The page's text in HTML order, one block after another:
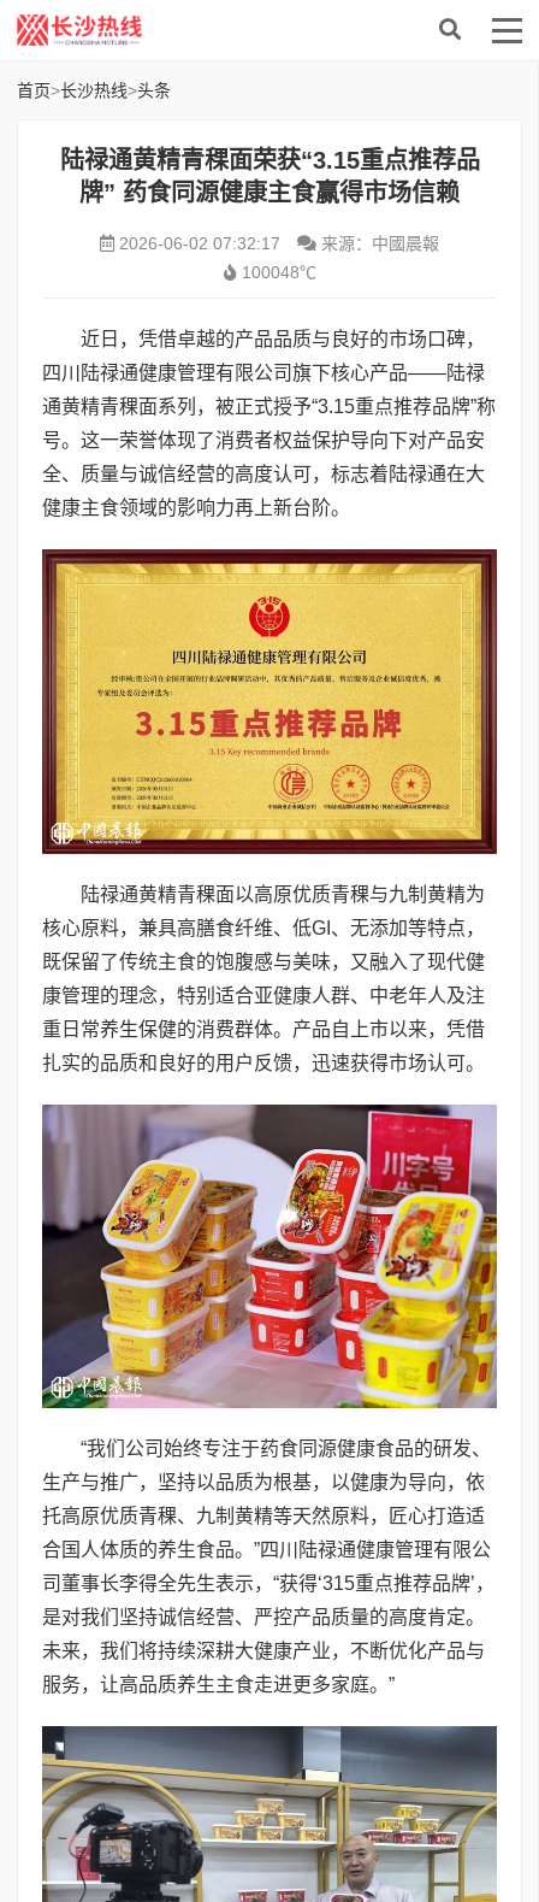
首页>长沙热线>头条
陆禄通黄精青稞面荣获“3.15重点推荐品
牌” 药食同源健康主食赢得市场信赖
2026-06-02 07:32:17
来源：中國晨報
100048℃
近日，凭借卓越的产品品质与良好的市场口碑，
四川陆禄通健康管理有限公司旗下核心产品——陆禄
通黄精青稞面系列，被正式授予“3.15重点推荐品牌”称
号。这一荣誉体现了消费者权益保护导向下对产品安
全、质量与诚信经营的高度认可，标志着陆禄通在大
健康主食领域的影响力再上新台阶。
陆禄通黄精青稞面以高原优质青稞与九制黄精为
核心原料，兼具高膳食纤维、低GI、无添加等特点，
既保留了传统主食的饱腹感与美味，又融入了现代健
康管理的理念，特别适合亚健康人群、中老年人及注
重日常养生保健的消费群体。产品自上市以来，凭借
扎实的品质和良好的用户反馈，迅速获得市场认可。
“我们公司始终专注于药食同源健康食品的研发、
生产与推广，坚持以品质为根基，以健康为导向，依
托高原优质青稞、九制黄精等天然原料，匠心打造适
合国人体质的养生食品。”四川陆禄通健康管理有限公
司董事长李得全先生表示，“获得‘315重点推荐品牌’，
是对我们坚持诚信经营、严控产品质量的高度肯定。
未来，我们将持续深耕大健康产业，不断优化产品与
服务，让高品质养生主食走进更多家庭。”